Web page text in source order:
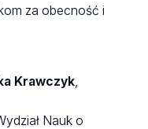
za obecność i
Krawczyk
Nauk o